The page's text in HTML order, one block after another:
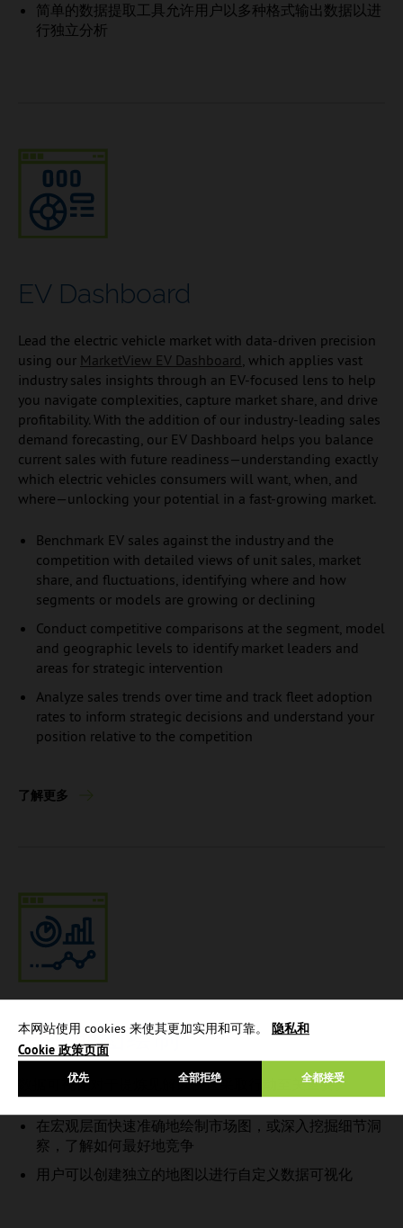
本网站使用 cookies 来使其更加实用和可靠。 隐私和
Cookie 政策页面
优先 全都接受
全部拒绝
简单的数据提取工具允许用户以多种格式输出数据以进
行独立分析
EV Dashboard
Lead the electric vehicle market with data-driven precision
using our MarketView EV Dashboard, which applies vast
industry sales insights through an EV-focused lens to help
you navigate complexities, capture market share, and drive
profitability. With the addition of our industry-leading sales
demand forecasting, our EV Dashboard helps you balance
current sales with future readiness—understanding exactly
which electric vehicles consumers will want, when, and
where—unlocking your potential in a fast-growing market.
Benchmark EV sales against the industry and the
competition with detailed views of unit sales, market
share, and fluctuations, identifying where and how
segments or models are growing or declining
Conduct competitive comparisons at the segment, model
and geographic levels to identify market leaders and
areas for strategic intervention
Analyze sales trends over time and track fleet adoption
rates to inform strategic decisions and understand your
position relative to the competition
了解更多
增强地图绘制
数据可视化对于提炼见解以快速采取行动至关重要。
在宏观层面快速准确地绘制市场图，或深入挖掘细节洞
察，了解如何最好地竞争
用户可以创建独立的地图以进行自定义数据可视化